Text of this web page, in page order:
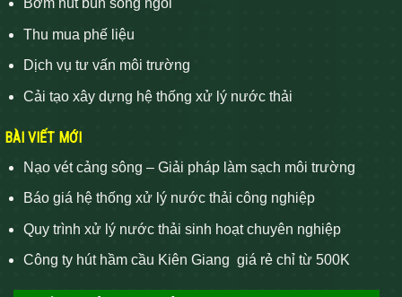
Bơm hút bùn sông ngòi
Thu mua phế liệu
Dịch vụ tư vấn môi trường
Cải tạo xây dựng hệ thống xử lý nước thải
BÀI VIẾT MỚI
Nạo vét cảng sông – Giải pháp làm sạch môi trường
Báo giá hệ thống xử lý nước thải công nghiệp
Quy trình xử lý nước thải sinh hoạt chuyên nghiệp
Công ty hút hầm cầu Kiên Giang giá rẻ chỉ từ 500K